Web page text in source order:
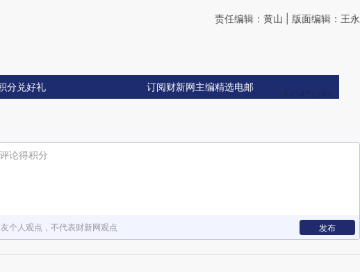
责任编辑：黄山 | 版面编辑：王永
分兑好礼 订阅财新网主编精选电邮
论得积分
个人观点，不代表财新网观点 发布